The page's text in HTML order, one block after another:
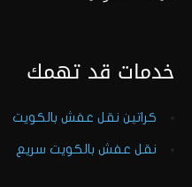
خدمات قد تهمك
كراتين نقل عفش بالكويت
نقل عفش بالكويت سريع